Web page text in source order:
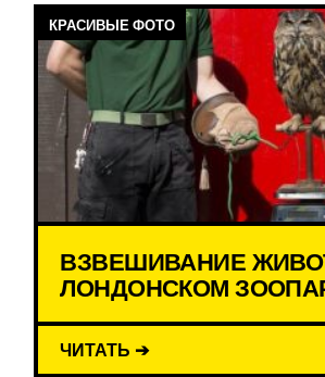
КРАСИВЫЕ ФОТО
ВЗВЕШИВАНИЕ
ЛОНДОНСКОМ
ЧИТАТЬ ➔